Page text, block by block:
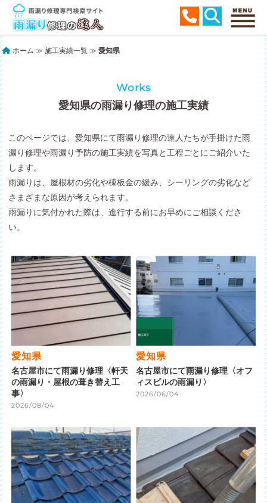
ホーム ≫施工実績一覧 ≫愛知県
愛知県の雨漏り修理の施工実績
Works
このページでは、愛知県にて雨漏り修理の達人たちが手掛けた雨
漏り修理や雨漏り予防の施工実績を写真と工程ごとにご紹介いた
します。
雨漏りは、屋根材の劣化や棟板金の緩み、シーリングの劣化など
さまざまな原因が考えられます。
雨漏りに気付かれた際は、進行する前にお早めにご相談くださ
い。
愛知県
名古屋市にて雨漏り修理〈軒天
の雨漏り・屋根の葺き替え工
事〉
2026/08/04
愛知県
名古屋市にて雨漏り修理〈オフ
ィスビルの雨漏り〉
2026/06/04